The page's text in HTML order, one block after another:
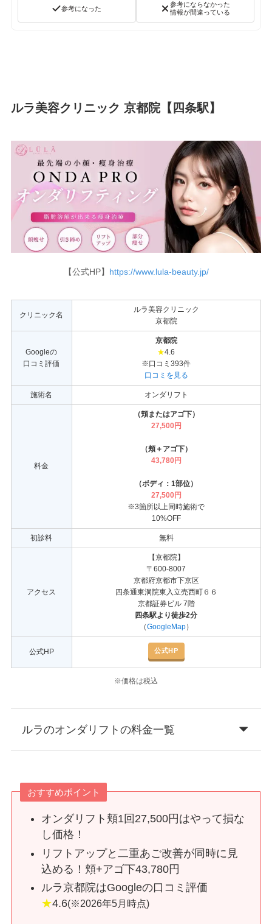
参考になった
参考にならなかった
情報が間違っている
ルラ美容クリニック 京都院【四条駅】
【公式HP】 https://www.lula-beauty.jp/
クリニック名
ルラ美容クリニック
京都院
Googleの
口コミ評価
京都院
★4.6
※口コミ393件
口コミを見る
施術名 オンダリフト
料金
（頬またはアゴ下）
27,500円
（頬＋アゴ下）
43,780円
（ボディ：1部位）
27,500円
※3箇所以上同時施術で
10%OFF
初診料 無料
アクセス
【京都院】
〒600-8007
京都府京都市下京区
四条通東洞院東入立売西町６６
京都証券ビル 7階
四条駅より徒歩2分
（GoogleMap）
公式HP 公式HP
※価格は税込
ルラのオンダリフトの料金一覧
おすすめポイント
オンダリフト頬1回27,500円はやって損な
し価格！
リフトアップと二重あご改善が同時に見
込める！頬+アゴ下43,780円
ルラ京都院はGoogleの口コミ評価
★4.6(※2026年5月時点)